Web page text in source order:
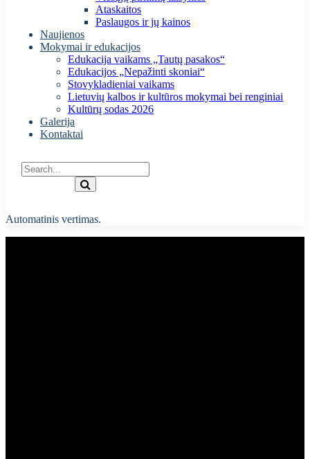
Ataskaitos
Paslaugos ir jų kainos
Naujienos
Mokymai ir edukacijos
Edukacija vaikams „Tautų pasakos“
Edukacijos „Nepažinti skoniai“
Stovykladieniai vaikams
Lietuvių kalbos ir kultūros mokymai bei renginiai
Kultūrų sodas 2026
Galerija
Kontaktai
Automatinis vertimas.